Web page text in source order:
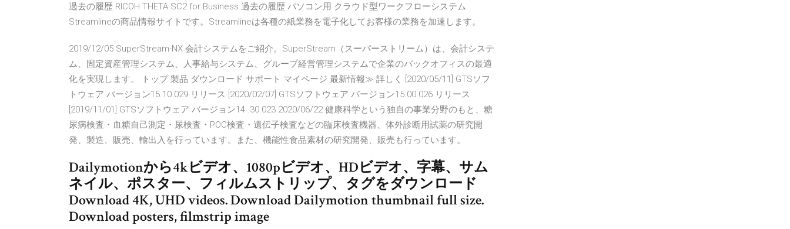
過去の履歴 RICOH THETA SC2 for Business 過去の履歴 パソコン用 クラウド型ワークフローシステム
Streamlineの商品情報サイトです。Streamlineは各種の紙業務を電子化してお客様の業務を加速します。
2019/12/05 SuperStream-NX 会計システムをご紹介。SuperStream（スーパーストリーム）は、会計システ
ム、固定資産管理システム、人事給与システム、グループ経営管理システムで企業のバックオフィスの最適
化を実現します。 トップ 製品 ダウンロード サポート マイページ 最新情報≫ 詳しく [2020/05/11] GTSソフ
トウェア バージョン15.10.029 リリース [2020/02/07] GTSソフトウェア バージョン15.00.026 リリース
[2019/11/01] GTSソフトウェア バージョン14 .30.023 2020/06/22 健康科学という独自の事業分野のもと、糖
尿病検査・血糖自己測定・尿検査・POC検査・遺伝子検査などの臨床検査機器、体外診断用試薬の研究開
発、製造、販売、輸出入を行っています。また、機能性食品素材の研究開発、販売も行っています。
Dailymotionから4kビデオ、1080pビデオ、HDビデオ、字幕、サム
ネイル、ポスター、フィルムストリップ、タグをダウンロード
Download 4K, UHD videos. Download Dailymotion thumbnail full size.
Download posters, filmstrip image